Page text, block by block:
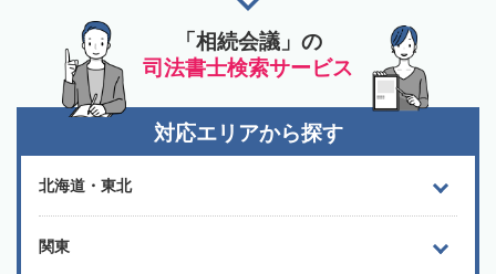
「相続会議」の
司法書士検索サービス
対応エリアから探す
北海道・東北
関東